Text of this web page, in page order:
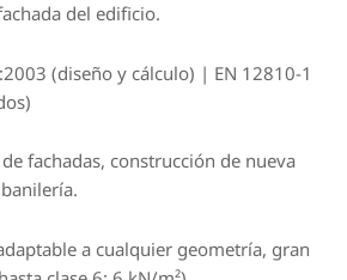
del edificio.
(diseño y cálculo) | EN 12810-1
fachadas, construcción de nueva
a cualquier geometría, gran